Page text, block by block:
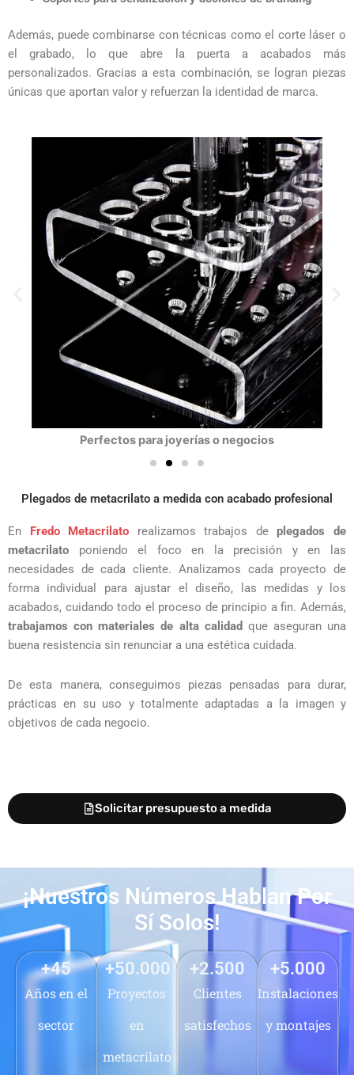
Además, puede combinarse con técnicas como el corte láser o
el grabado, lo que abre la puerta a acabados más
personalizados. Gracias a esta combinación, se logran piezas
únicas que aportan valor y refuerzan la identidad de marca.
Perfectos para joyerías o negocios
Plegados de metacrilato a medida con acabado profesional
En Fredo Metacrilato realizamos trabajos deplegados de
metacrilato poniendo el foco en la precisión y en las
necesidades de cada cliente. Analizamos cada proyecto de
forma individual para ajustar el diseño, las medidas y los
acabados, cuidando todo el proceso de principio a fin. Además,
trabajamos con materiales de alta calidad que aseguran una
buena resistencia sin renunciar a una estética cuidada.
De esta manera, conseguimos piezas pensadas para durar,
prácticas en su uso y totalmente adaptadas a la imagen y
objetivos de cada negocio.
Solicitar presupuesto a medida
¡Nuestros Números Hablan Por
Sí Solos!
Años en el
sector
+45
Proyectos
en
metacrilato
+50.000
Clientes
satisfechos
+2.500
Instalaciones
y montajes
+5.000